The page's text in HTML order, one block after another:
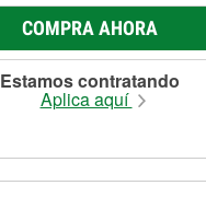
COMPRA AHORA
Estamos contratando
Aplica aquí